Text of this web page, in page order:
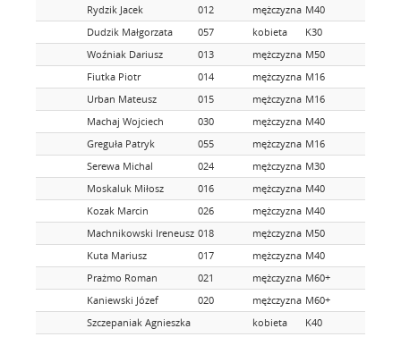
Rydzik Jacek
012 mężczyzna M40
Dudzik Małgorzata
057 kobieta
K30
Woźniak Dariusz
013 mężczyzna M50
Fiutka Piotr
014 mężczyzna M16
Urban Mateusz
015 mężczyzna M16
Machaj Wojciech
030 mężczyzna M40
Greguła Patryk
055 mężczyzna M16
Serewa Michal
024 mężczyzna M30
Moskaluk Miłosz
016 mężczyzna M40
Kozak Marcin
026 mężczyzna M40
Machnikowski Ireneusz 018 mężczyzna M50
Kuta Mariusz
017 mężczyzna M40
Prażmo Roman
021 mężczyzna M60+
Kaniewski Józef
020 mężczyzna M60+
Szczepaniak Agnieszka
kobieta
K40